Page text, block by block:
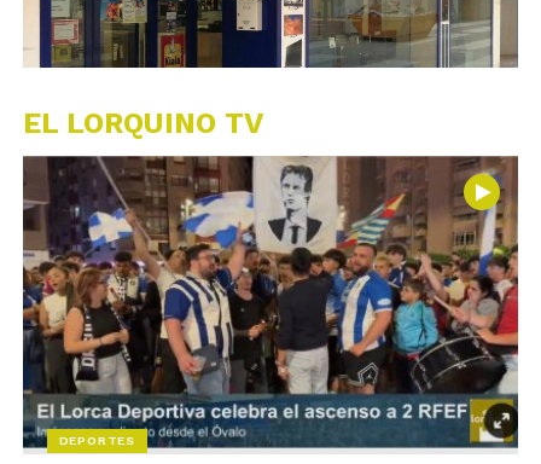
EL LORQUINO TV
DEPORTES